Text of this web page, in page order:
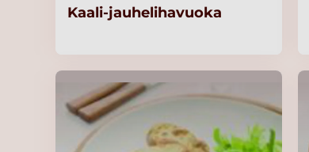
Kaali-jauhelihavuoka